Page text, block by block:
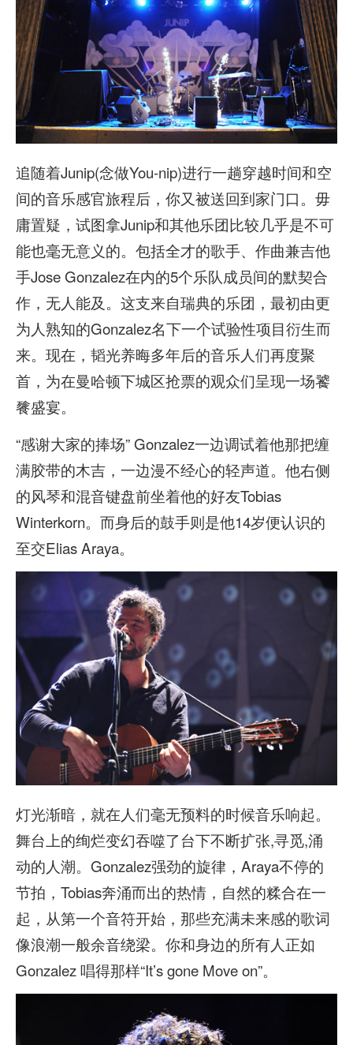
追随着Junip(念做You-nip)进行一趟穿越时间和空
间的音乐感官旅程后，你又被送回到家门口。毋
庸置疑，试图拿Junip和其他乐团比较几乎是不可
能也毫无意义的。包括全才的歌手、作曲兼吉他
手Jose Gonzalez在内的5个乐队成员间的默契合
作，无人能及。这支来自瑞典的乐团，最初由更
为人熟知的Gonzalez名下一个试验性项目衍生而
来。现在，韬光养晦多年后的音乐人们再度聚
首，为在曼哈顿下城区抢票的观众们呈现一场饕
餮盛宴。
“感谢大家的捧场” Gonzalez一边调试着他那把缠
满胶带的木吉，一边漫不经心的轻声道。他右侧
的风琴和混音键盘前坐着他的好友Tobias
Winterkorn。而身后的鼓手则是他14岁便认识的
至交Elias Araya。
灯光渐暗，就在人们毫无预料的时候音乐响起。
舞台上的绚烂变幻吞噬了台下不断扩张,寻觅,涌
动的人潮。Gonzalez强劲的旋律，Araya不停的
节拍，Tobias奔涌而出的热情，自然的糅合在一
起，从第一个音符开始，那些充满未来感的歌词
像浪潮一般余音绕梁。你和身边的所有人正如
Gonzalez 唱得那样“It’s gone Move on”。